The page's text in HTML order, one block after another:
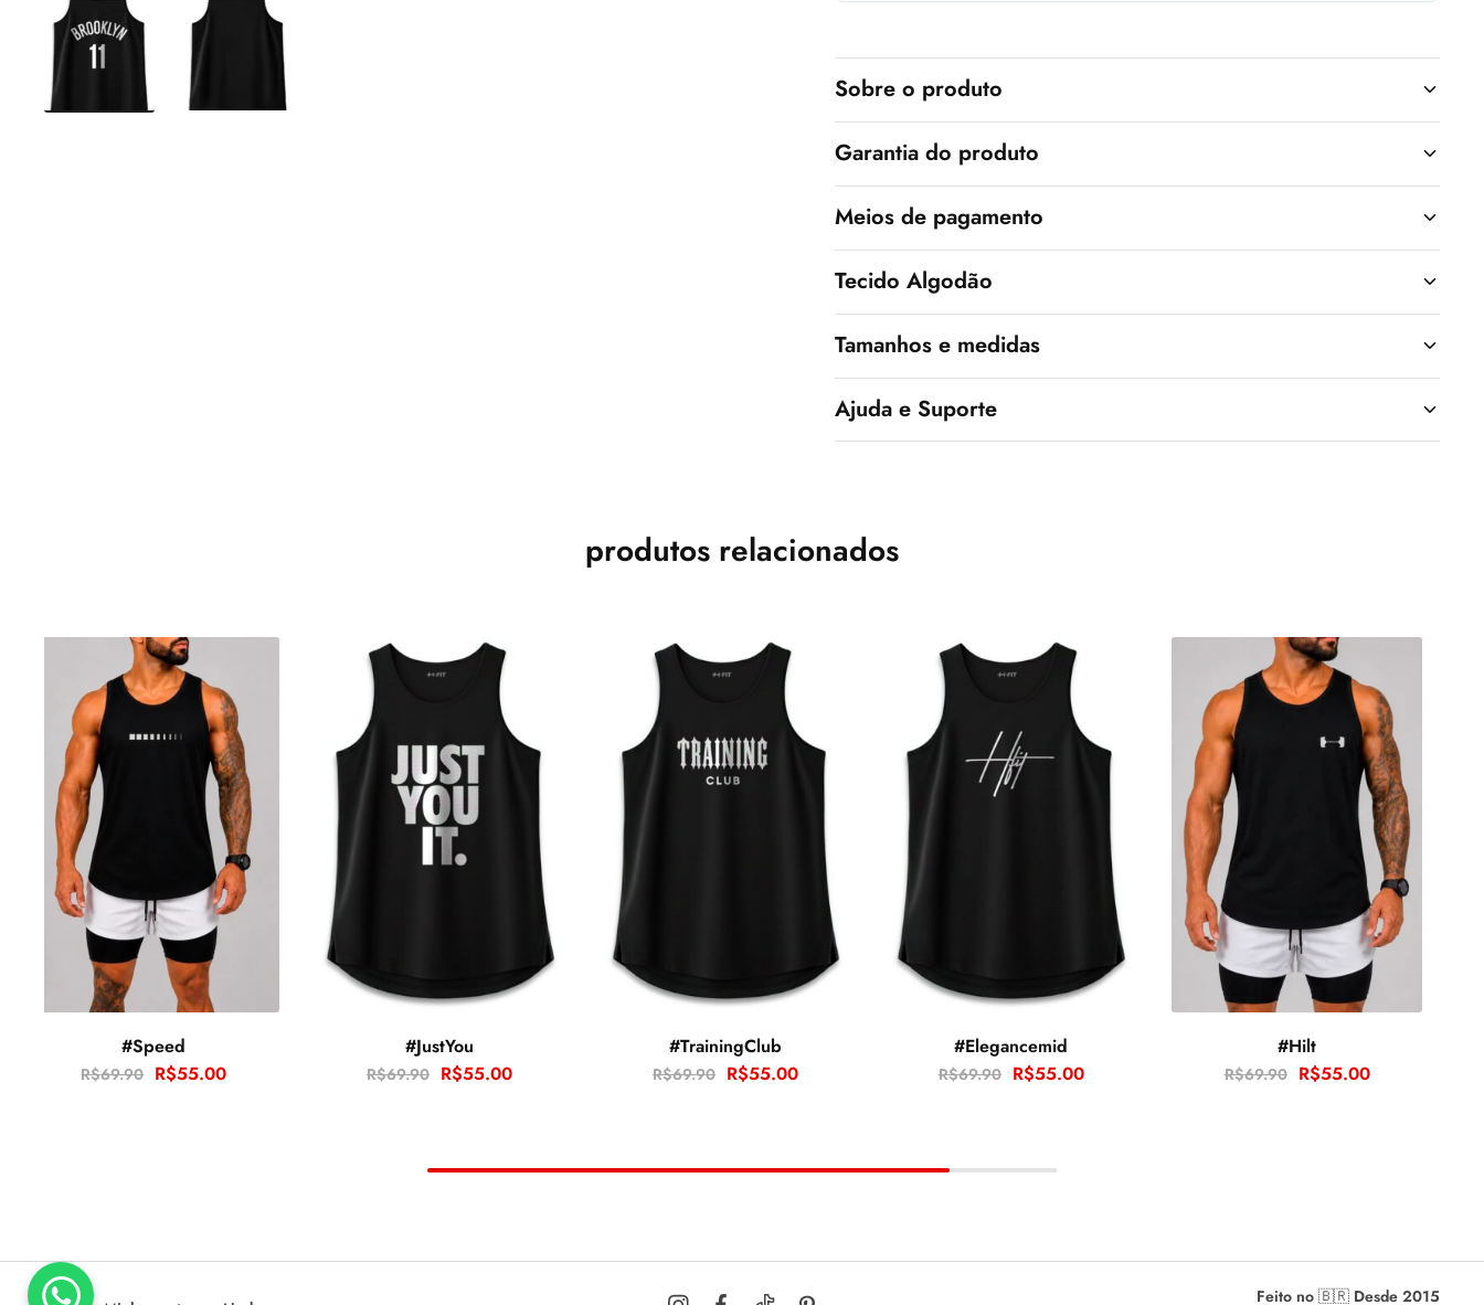
i
v
e
:
Sobre o produto
Garantia do produto
Meios de pagamento
Tecido Algodão
Tamanhos e medidas
Ajuda e Suporte
produtos relacionados
#Speed
R$69.90 R$55.00
#JustYou
R$69.90 R$55.00
#TrainingClub
R$69.90 R$55.00
#Elegancemid
R$69.90 R$55.00
#Hilt
R$69.90 R$55.00
Feito no 🇧🇷 Desde 2015